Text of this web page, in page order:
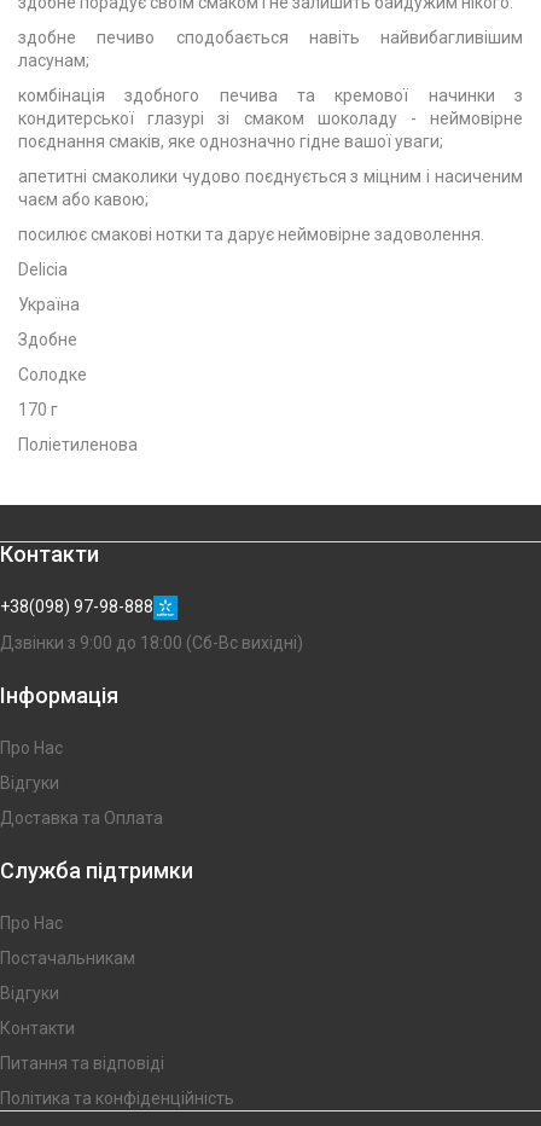
здобне печиво сподобається навіть найвибагливішим
ласунам;
комбінація здобного печива та кремової начинки з
кондитерської глазурі зі смаком шоколаду - неймовірне
поєднання смаків, яке однозначно гідне вашої уваги;
апетитні смаколики чудово поєднується з міцним і насиченим
чаєм або кавою;
посилює смакові нотки та дарує неймовірне задоволення.
Delicia
Україна
Здобне
Солодке
170 г
Поліетиленова
Контакти
+38(098) 97-98-888
Дзвінки з 9:00 до 18:00 (Сб-Вс вихідні)
Інформація
Про Нас
Відгуки
Доставка та Оплата
Служба підтримки
Про Нас
Постачальникам
Відгуки
Контакти
Питання та відповіді
Політика та конфіденційність